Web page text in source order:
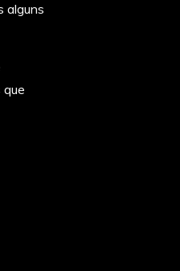
alguns